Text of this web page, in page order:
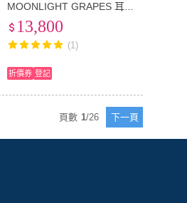
MOONLIGHT GRAPES 耳環
(純銀)
13,800
(1)
折價券 登記
頁數 1/26 下一頁